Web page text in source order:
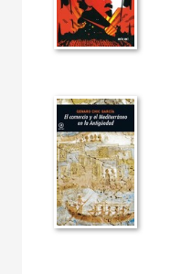
MATERIAS
Arqueología
Roma
Actual
Prehistoria
Grecia